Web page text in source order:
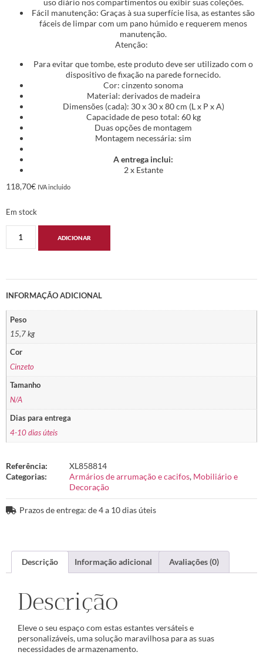
uso diário nos compartimentos ou exibir suas coleções.
Fácil manutenção: Graças à sua superfície lisa, as estantes são
fáceis de limpar com um pano húmido e requerem menos
manutenção.
Atenção:
Para evitar que tombe, este produto deve ser utilizado com o
dispositivo de fixação na parede fornecido.
Cor: cinzento sonoma
Material: derivados de madeira
Dimensões (cada): 30 x 30 x 80 cm (L x P x A)
Capacidade de peso total: 60 kg
Duas opções de montagem
Montagem necessária: sim
A entrega inclui:
2 x Estante
118,70€ IVA incluido
Em stock
ADICIONAR
INFORMAÇÃO ADICIONAL
Peso
15,7 kg
Cor
Cinzeto
Tamanho
N/A
Dias para entrega
4-10 dias úteis
Referência:
XL858814
Categorias:
Armários de arrumação e cacifos, Mobiliário e
Decoração
Prazos de entrega: de 4 a 10 dias úteis
Descrição Informação adicional Avaliações (0)
Descrição
Eleve o seu espaço com estas estantes versáteis e
personalizáveis, uma solução maravilhosa para as suas
necessidades de armazenamento.